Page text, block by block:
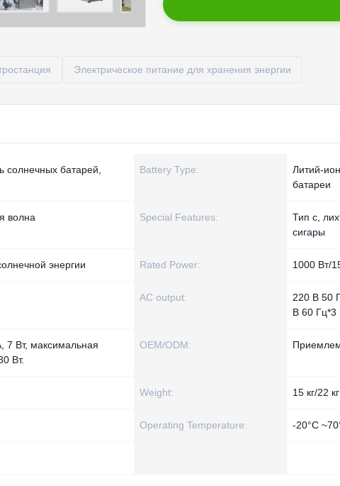
Электрическое питание для хранения энергии
солнечных батарей,
Battery Type:
Литий-
батареи
волна Special Features:
Тип c,
сигары
энергии Rated Power: 1000 Вт/
AC output:
220 В 50
В 60 Гц*3
7 Вт, максимальная
Вт.
OEM/ODM:
Weight: 15 кг/22 кг
Operating Temperature: -20°C